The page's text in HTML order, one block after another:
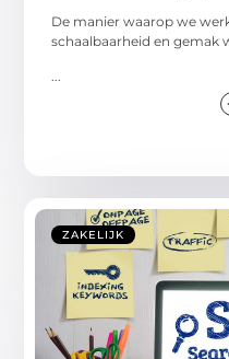
De manier waarop we
schaalbaarheid en gemak
...
ZAKELIJK